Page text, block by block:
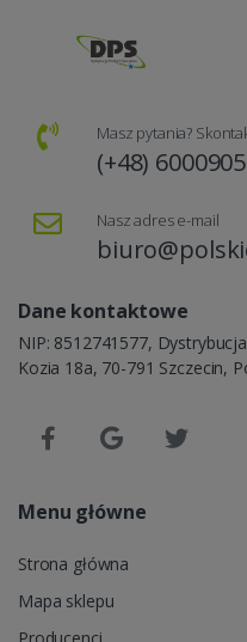
Masz pytania?
(+48)
Nasz adres e-mail
Dane kontaktowe
NIP: 8512741577,
Kozia 18a, 70-791 Szczecin,
Menu główne
Strona główna
Mapa sklepu